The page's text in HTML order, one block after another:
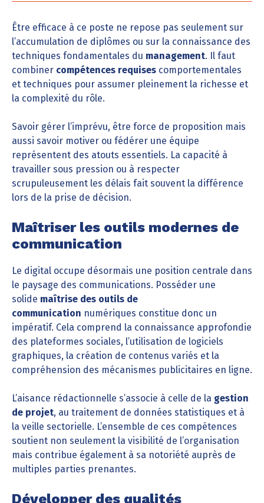
Être efficace à ce poste ne repose pas seulement sur
l’accumulation de diplômes ou sur la connaissance des
techniques fondamentales du management. Il faut
combiner compétences requises comportementales
et techniques pour assumer pleinement la richesse et
la complexité du rôle.
Savoir gérer l’imprévu, être force de proposition mais
aussi savoir motiver ou fédérer une équipe
représentent des atouts essentiels. La capacité à
travailler sous pression ou à respecter
scrupuleusement les délais fait souvent la différence
lors de la prise de décision.
Maîtriser les outils modernes de
communication
Le digital occupe désormais une position centrale dans
le paysage des communications. Posséder une
solide maîtrise des outils de
communication numériques constitue donc un
impératif. Cela comprend la connaissance approfondie
des plateformes sociales, l’utilisation de logiciels
graphiques, la création de contenus variés et la
compréhension des mécanismes publicitaires en ligne.
L’aisance rédactionnelle s’associe à celle de la gestion
de projet, au traitement de données statistiques et à
la veille sectorielle. L’ensemble de ces compétences
soutient non seulement la visibilité de l’organisation
mais contribue également à sa notoriété auprès de
multiples parties prenantes.
Développer des qualités